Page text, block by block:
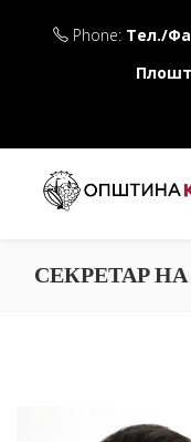
Phone: Тел./
СЕКРЕТАР